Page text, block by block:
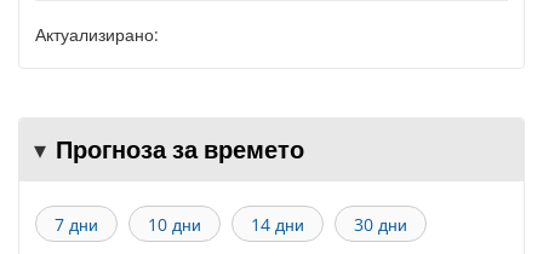
Актуализирано:
Прогноза за времето
7 дни 10 дни 14 дни 30 дни